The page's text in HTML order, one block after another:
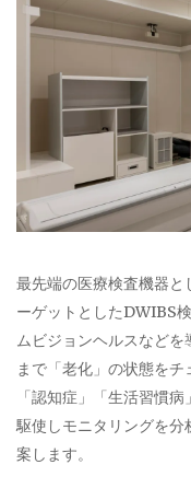
最先端の医療検査機器
ーゲットとしたDWIBS
ムビジョンヘルスなど
まで「老化」の状態をチ
「認知症」「生活習慣
駆使しモニタリングを
案します。